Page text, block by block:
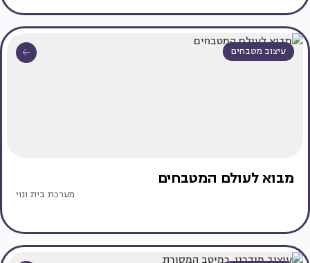
עיצוב מטבחים
מבוא לעולם המטבחים
מערכת בית ונוי